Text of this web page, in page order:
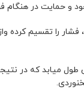
و حمایت در هنگام
را تقسیم کرده
طول میابد که در